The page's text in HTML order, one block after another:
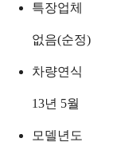
특장업체
없음(순정)
차량연식
13년 5월
모델년도